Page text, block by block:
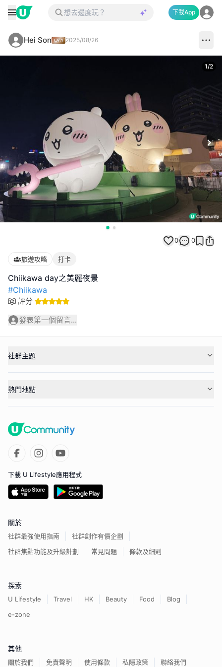
下載App
Hei Son 2025/08/26
1/2
0 0
旅遊攻略 打卡
#Chiikawa
評分
發表第一個留言...
社群主題
熱門地點
下載 U Lifestyle應用程式
關於
社群最強使用指南
社群創作有價企劃
社群焦點功能及升級計劃
常見問題 條款及細則
探索
U Lifestyle Travel HK Beauty Food
Blog
e-zone
其他
關於我們 免責聲明 使用條款 私隱政策 聯絡我們